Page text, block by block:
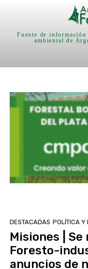
Fuente de
ambiental de
DESTACADAS POLÍTICA Y
Misiones |
Foresto-
anuncios de